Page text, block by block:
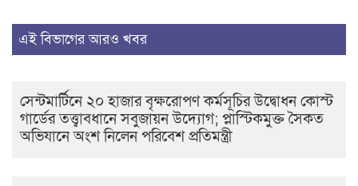
এই বিভাগের আরও খবর
সেন্টমার্টিনে ২০ হাজার বৃক্ষরোপণ কর্মসূচির উদ্বোধন কোস্ট
গার্ডের তত্ত্বাবধানে সবুজায়ন উদ্যোগ; প্লাস্টিকমুক্ত সৈকত
অভিযানে অংশ নিলেন পরিবেশ প্রতিমন্ত্রী